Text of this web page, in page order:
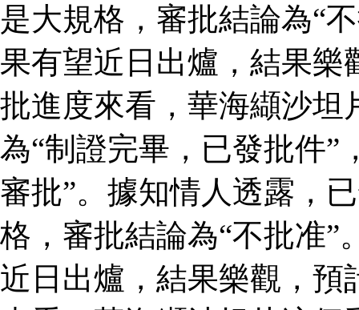
是大規格，審批結論為“
果有望近日出爐，結果樂
批進度來看，華海纈沙坦
為“制證完畢，已發批件”
審批”。據知情人透露，
格，審批結論為“不批准”
近日出爐，結果樂觀，預